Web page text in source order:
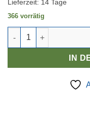
Lieferzeit: 14 Tage
366 vorrätig
PSG Liederbuch Menge
IN